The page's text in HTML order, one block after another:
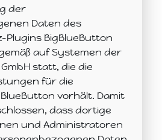
der
Daten des
Plugins BigBlueButton
auf Systemen der
statt, die die
für die
vorhält. Damit
dass dortige
und Administratoren